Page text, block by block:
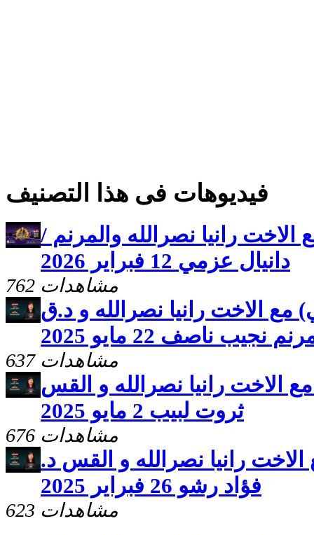
فيديوهات فى هذا التصنيف
الاخت رانيا نصرالله والمرنم /
دانيال عزمي 12 فبراير 2026
762 مشاهدات
مع الاخت رانيا نصرالله و د.ق
ناصف 22 مايو 2025
637 مشاهدات
الاخت رانيا نصرالله و القس
ثروت لبيب 2 مايو 2025
676 مشاهدات
الاخت رانيا نصرالله و القس د.
فؤاد رشو 26 فبراير 2025
623 مشاهدات